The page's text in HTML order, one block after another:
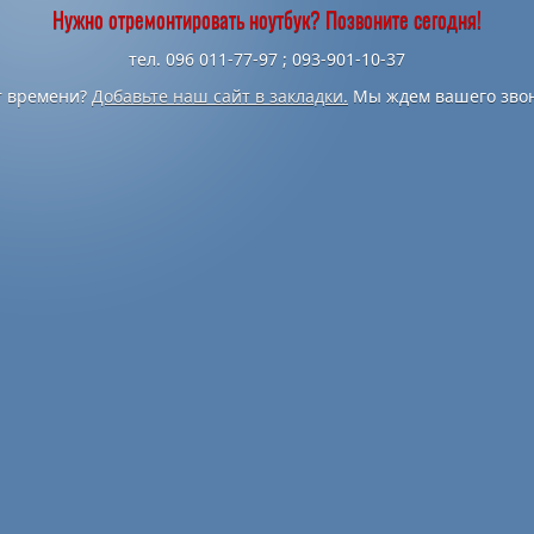
Нужно отремонтировать ноутбук? Позвоните сегодня!
тел. 096 011-77-97 ; 093-901-10-37
времени? Добавьте наш сайт в закладки. Мы ждем вашего